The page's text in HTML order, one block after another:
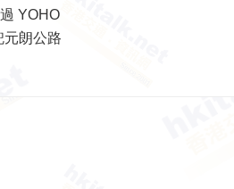
YOHO
元朗公路